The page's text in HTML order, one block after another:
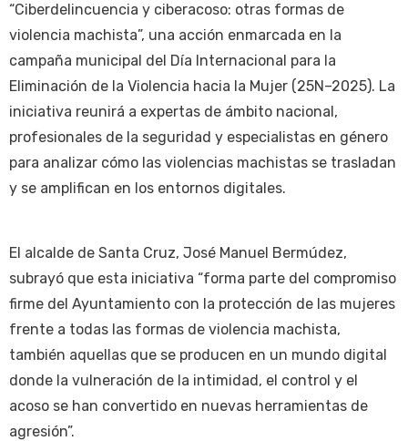
“Ciberdelincuencia y ciberacoso: otras formas de
violencia machista”, una acción enmarcada en la
campaña municipal del Día Internacional para la
Eliminación de la Violencia hacia la Mujer (25N–2025). La
iniciativa reunirá a expertas de ámbito nacional,
profesionales de la seguridad y especialistas en género
para analizar cómo las violencias machistas se trasladan
y se amplifican en los entornos digitales.
El alcalde de Santa Cruz, José Manuel Bermúdez,
subrayó que esta iniciativa “forma parte del compromiso
firme del Ayuntamiento con la protección de las mujeres
frente a todas las formas de violencia machista,
también aquellas que se producen en un mundo digital
donde la vulneración de la intimidad, el control y el
acoso se han convertido en nuevas herramientas de
agresión”.